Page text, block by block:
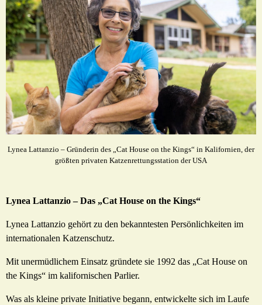
Lynea Lattanzio – Gründerin des „Cat House on the Kings“ in Kalifornien, der
größten privaten Katzenrettungsstation der USA
Lynea Lattanzio – Das „Cat House on the Kings“
Lynea Lattanzio gehört zu den bekanntesten Persönlichkeiten im
internationalen Katzenschutz.
Mit unermüdlichem Einsatz gründete sie 1992 das „Cat House on
the Kings“ im kalifornischen Parlier.
Was als kleine private Initiative begann, entwickelte sich im Laufe